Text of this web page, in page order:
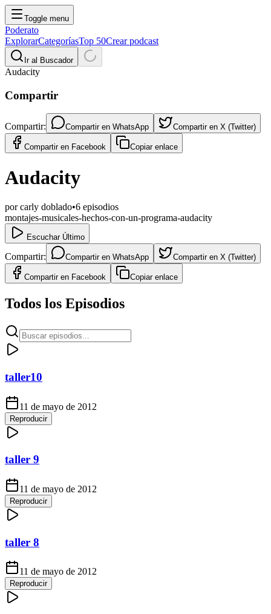
Toggle menu
Poderato
ExplorarCategoríasTop 50Crear podcast
Ir al Buscador
Audacity
Compartir
Compartir: Compartir en WhatsApp Compartir en X (Twitter)
Compartir en Facebook Copiar enlace
Audacity
porcarly doblado•6 episodios
montajes-musicales-hechos-con-un-programa-audacity
Escuchar Último
Compartir: Compartir en WhatsApp Compartir en X (Twitter)
Compartir en Facebook Copiar enlace
Todos los Episodios
taller10
11 de mayo de 2012
Reproducir
taller 9
11 de mayo de 2012
Reproducir
taller 8
11 de mayo de 2012
Reproducir